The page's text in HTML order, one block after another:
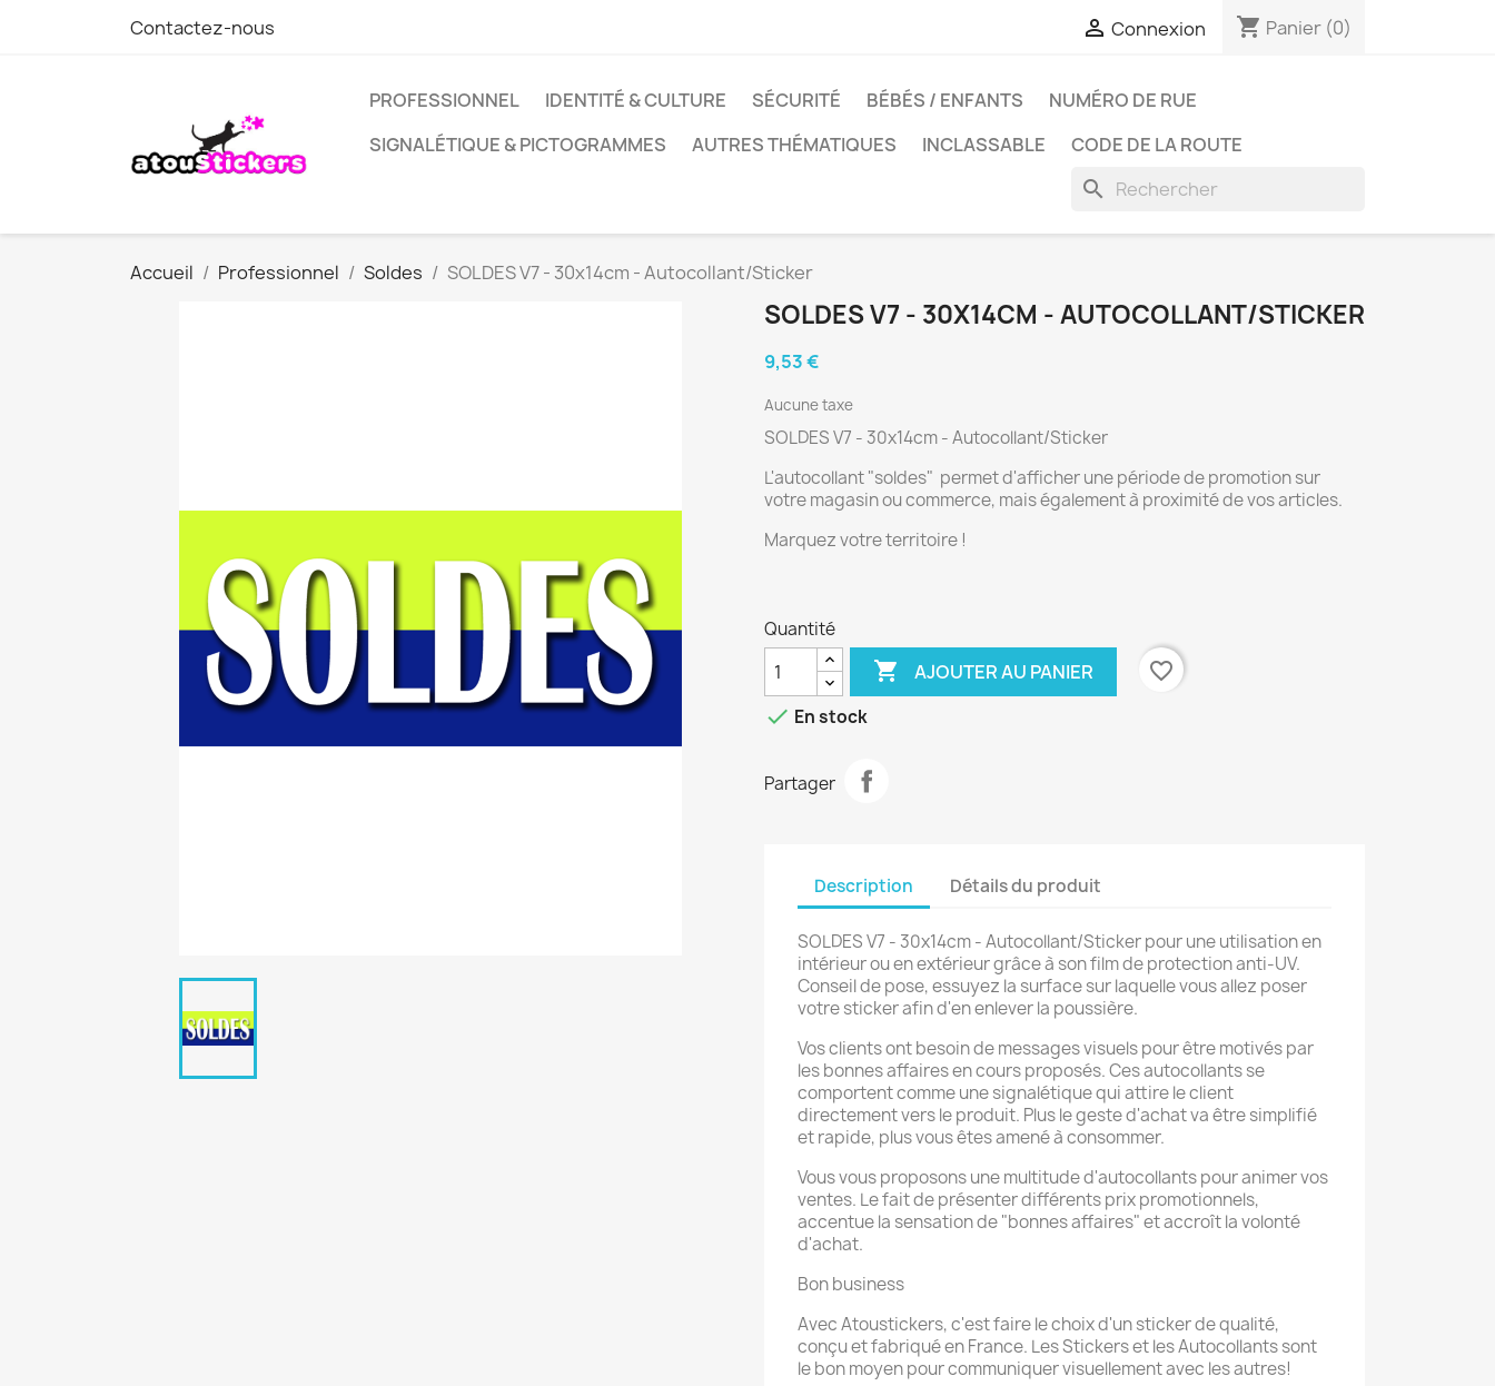
Contactez-nous  Connexion shopping_cart Panier (0)
PROFESSIONNEL IDENTITÉ & CULTURE SÉCURITÉ BÉBÉS / ENFANTS
NUMÉRO DE RUE
SIGNALÉTIQUE & PICTOGRAMMES
AUTRES THÉMATIQUES INCLASSABLE CODE DE LA ROUTE
search
Accueil Professionnel Soldes SOLDES V7 - 30x14cm - Autocollant/Sticker
SOLDES V7 - 30X14CM - AUTOCOLLANT/STICKER
9,53 €
Aucune taxe
SOLDES V7 - 30x14cm - Autocollant/Sticker
L'autocollant "soldes" permet d'afficher une période de promotion sur
votre magasin ou commerce, mais également à proximité de vos articles.
Marquez votre territoire !
Quantité
 AJOUTER AU PANIER
favorite_border
 En stock
Partager
Description Détails du produit
SOLDES V7 - 30x14cm - Autocollant/Sticker pour une utilisation en
intérieur ou en extérieur grâce à son film de protection anti-UV.
Conseil de pose, essuyez la surface sur laquelle vous allez poser
votre sticker afin d'en enlever la poussière.
Vos clients ont besoin de messages visuels pour être motivés par
les bonnes affaires en cours proposés. Ces autocollants se
comportent comme une signalétique qui attire le client
directement vers le produit. Plus le geste d'achat va être simplifié
et rapide, plus vous êtes amené à consommer.
Vous vous proposons une multitude d'autocollants pour animer vos
ventes. Le fait de présenter différents prix promotionnels,
accentue la sensation de "bonnes affaires" et accroît la volonté
d'achat.
Bon business
Avec Atoustickers, c'est faire le choix d'un sticker de qualité,
conçu et fabriqué en France. Les Stickers et les Autocollants sont
le bon moyen pour communiquer visuellement avec les autres!